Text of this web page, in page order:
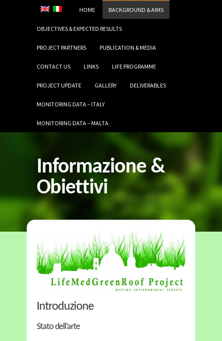
HOME BACKGROUND & AIMS
OBJECTIVES & EXPECTED RESULTS
PROJECT PARTNERS PUBLICATION & MEDIA
CONTACT US LINKS LIFE PROGRAMME
PROJECT UPDATE GALLERY DELIVERABLES
MONITORING DATA – ITALY
MONITORING DATA – MALTA
Informazione &
Obiettivi
Introduzione
Stato dell’arte